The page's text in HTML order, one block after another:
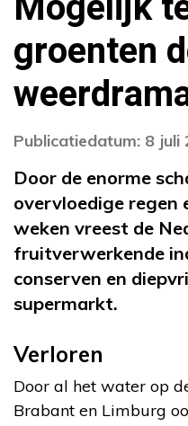
groenten
Publicatiedatum: 8 juli
Door de enorme
overvloedige regen
weken vreest de
fruitverwerkende
conserven en
supermarkt.
Verloren
Door al het water op
Brabant en Limburg